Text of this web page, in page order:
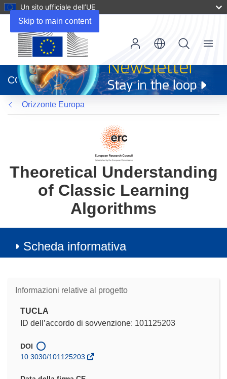
Skip to main content
Un sito ufficiale dell’UE
apre
in
una
nuova
finestra)
CORDIS
Menu
Orizzonte Europa
Theoretical Understanding
of Classic Learning
Algorithms
Scheda informativa
Informazioni relative al progetto
TUCLA
ID dell’accordo di sovvenzione: 101125203
DOI
10.3030/101125203